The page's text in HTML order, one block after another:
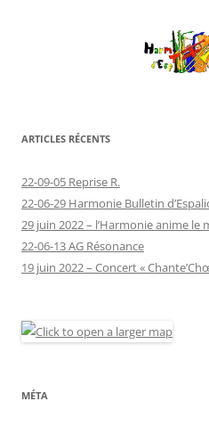
ARTICLES RÉCENTS
22-09-05 Reprise R.
22-06-29 Harmonie Bulletin
29 juin 2022 – l’Harmonie anime le
22-06-13 AG Résonance
19 juin 2022 – Concert «
MÉTA